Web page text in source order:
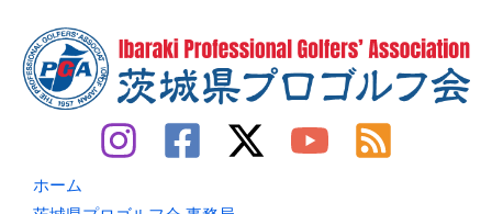
ホーム